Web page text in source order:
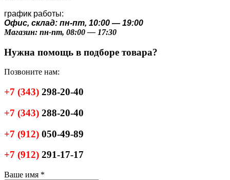
график работы:
Офис, склад: пн-пт, 10:00 — 19:00
Магазин: пн-пт, 08:00 — 17:30
Нужна помощь в подборе товара?
Позвоните нам:
+7 (343) 298-20-40
+7 (343) 288-20-40
+7 (912) 050-49-89
+7 (912) 291-17-17
Ваше имя *